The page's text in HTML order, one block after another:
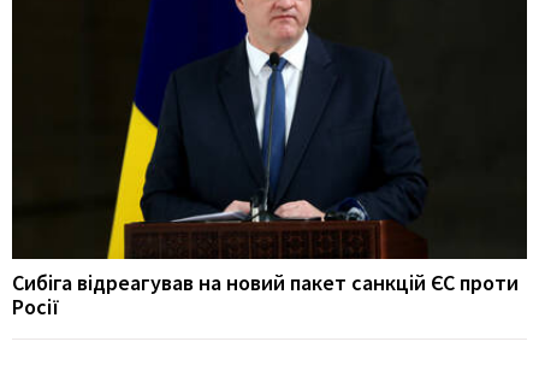
Сибіга відреагував на новий пакет санкцій ЄС проти
Росії